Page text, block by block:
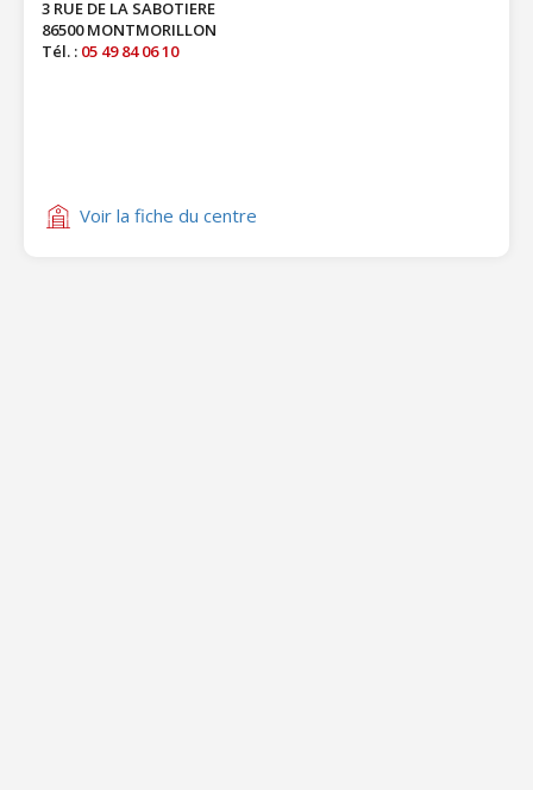
3 RUE DE LA SABOTIERE
86500 MONTMORILLON
Tél. : 05 49 84 06 10
Voir la fiche du centre